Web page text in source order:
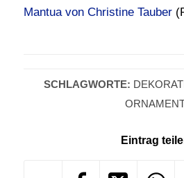
Mantua von Christine Tauber
SCHLAGWORTE:
Eintrag